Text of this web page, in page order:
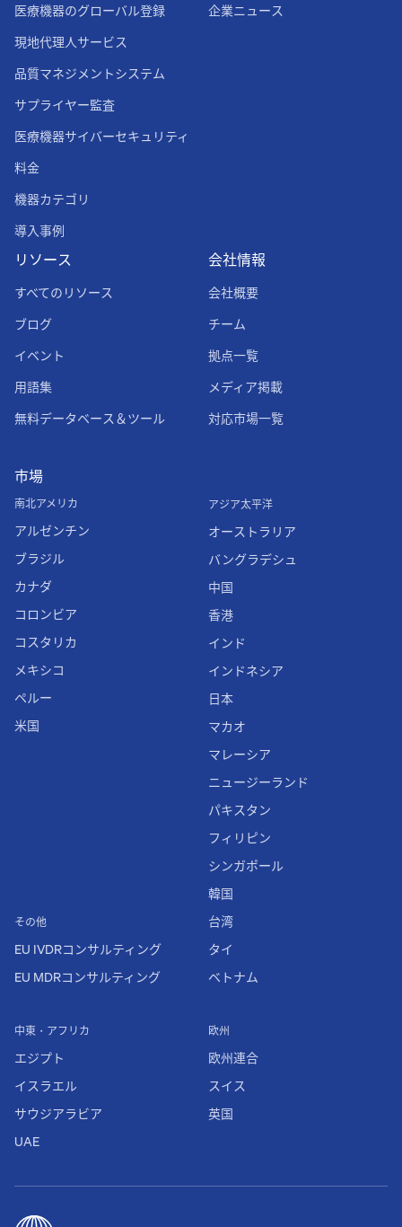
企業ニュース
医療機器のグローバル登録
現地代理人サービス
品質マネジメントシステム
サプライヤー監査
医療機器サイバーセキュリティ
料金
機器カテゴリ
導入事例
リソース
すべてのリソース
ブログ
イベント
用語集
無料データベース＆ツール
会社情報
会社概要
チーム
拠点一覧
メディア掲載
対応市場一覧
市場
南北アメリカ
アルゼンチン
ブラジル
カナダ
コロンビア
コスタリカ
メキシコ
ペルー
米国
その他
EU IVDRコンサルティング
EU MDRコンサルティング
欧州
欧州連合
スイス
英国
中東・アフリカ
エジプト
イスラエル
サウジアラビア
UAE
アジア太平洋
オーストラリア
バングラデシュ
中国
香港
インド
インドネシア
日本
マカオ
マレーシア
ニュージーランド
パキスタン
フィリピン
シンガポール
韓国
台湾
タイ
ベトナム